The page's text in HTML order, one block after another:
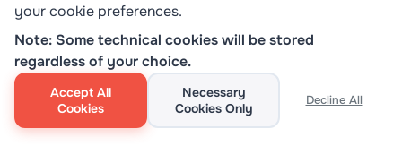
nvm_version=$(<"$nvm_path/.nvmrc")
declare locally_resolved_nvm_version
locally_resolved_nvm_version="$(nvm ls –no-colors
"$nvm_version" | command tail -1 | command tr -d '-
your cookie preferences.
Note: Some technical cookies will be stored
regardless of your choice.
Accept All
Cookies
Necessary
Cookies Only
Decline All